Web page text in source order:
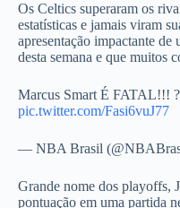
Os Celtics superaram os
estatísticas e jamais viram
apresentação impactante
desta semana e que muitos
Marcus Smart É FATAL!!! ?
pic.twitter.com/Fasi6vuJ77
— NBA Brasil
Grande nome dos playoffs,
pontuação em uma partida